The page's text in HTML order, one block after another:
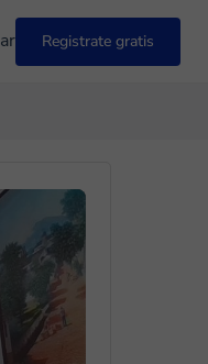
Registrate gratis